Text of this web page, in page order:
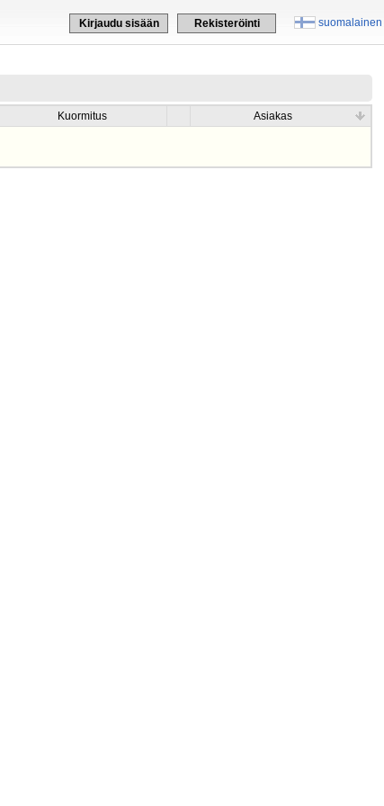
suomalainen
Kirjaudu sisään Rekisteröinti
Kuormitus
Asiakas